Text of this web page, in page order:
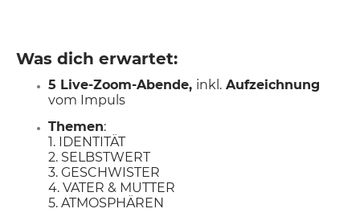
Was dich erwartet:
5 Live-Zoom-Abende, inkl. Aufzeichnung
vom Impuls
Themen:
1. IDENTITÄT
2. SELBSTWERT
3. GESCHWISTER
4. VATER & MUTTER
5. ATMOSPHÄREN